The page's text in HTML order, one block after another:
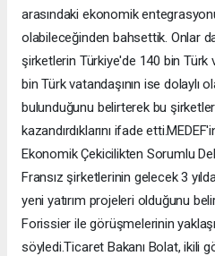
arasındaki ekonomik
olabileceğinden bahsettik. Onlar
şirketlerin Türkiye'de 140 bin Türk
bin Türk vatandaşının ise dolaylı
bulunduğunu belirterek bu
kazandırdıklarını ifade
Ekonomik Çekicilikten Sorumlu
Fransız şirketlerinin gelecek 3
yeni yatırım projeleri olduğunu
Forissier ile görüşmelerinin
söyledi.Ticaret Bakanı Bolat, ikili